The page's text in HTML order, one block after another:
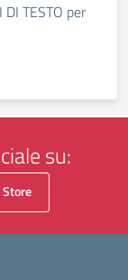
TESTO per
su: